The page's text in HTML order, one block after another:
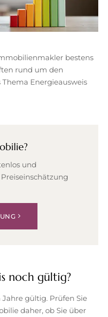
bestens
rund um den
Energieausweis
und
noch gültig?
gültig. Prüfen Sie
daher, ob Sie über